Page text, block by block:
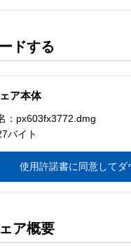
ェアを改変、またはリバー
アのサポート
では、ユーザーサポートは
センターまでお願い
下さい。
アの保証範囲
ェアのダウンロード・導入
ドする
ア本体
：px603fx3772.dmg
バイト
使用許諾書に同意してダ
ア概要